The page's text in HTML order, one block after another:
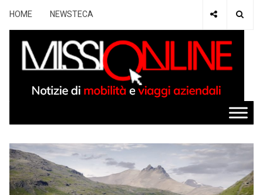
HOME NEWSTECA